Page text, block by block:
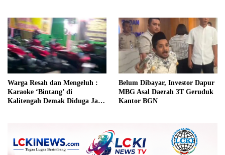
Warga Resah dan Mengeluh :
Karaoke ‘Bintang’ di
Kalitengah Demak Diduga Jadi
Belum Dibayar, Investor Dapur
MBG Asal Daerah 3T Geruduk
Kantor BGN